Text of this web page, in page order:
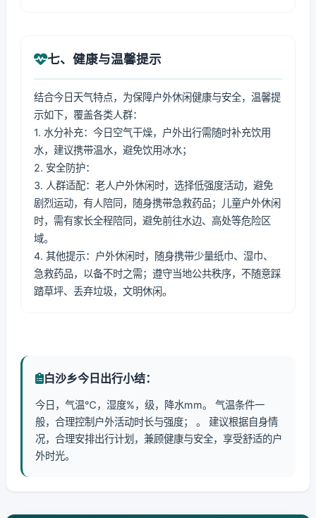
七、健康与温馨提示
结合今日天气特点，为保障户外休闲健康与安全，温馨提
示如下，覆盖各类人群：
1. 水分补充：今日空气干燥，户外出行需随时补充饮用
水，建议携带温水，避免饮用冰水；
2. 安全防护：
3. 人群适配：老人户外休闲时，选择低强度活动，避免
剧烈运动，有人陪同，随身携带急救药品；儿童户外休闲
时，需有家长全程陪同，避免前往水边、高处等危险区
域。
4. 其他提示：户外休闲时，随身携带少量纸巾、湿巾、
急救药品，以备不时之需；遵守当地公共秩序，不随意踩
踏草坪、丢弃垃圾，文明休闲。
白沙乡今日出行小结：
今日，气温℃，湿度%，级，降水mm。 气温条件一
般，合理控制户外活动时长与强度； 。 建议根据自身情
况，合理安排出行计划，兼顾健康与安全，享受舒适的户
外时光。